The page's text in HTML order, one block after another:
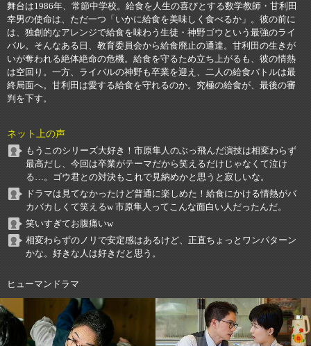
舞台は1986年、常節中学校。給食を人生の喜びとする数学教師・甘利田
幸男の使命は、ただ一つ「いかに給食を美味しく食べるか」。彼の前に
は、独創的なアレンジで給食を味わう生徒・神野ゴウという最強のライ
バル。そんなある日、教育委員会から給食廃止の通達。甘利田の生きが
いが奪われる絶体絶命の危機。給食を守るため立ち上がるも、彼の情熱
は空回り。一方、ライバルの神野も卒業を迎え、二人の給食バトルは最
終局面へ。甘利田は愛する給食を守れるのか。究極の給食が、最後の審
判を下す。
ネット上の声
もうこのシリーズ大好き！市原隼人のぶっ飛んだ演技は相変わらず
最高だし、今回は卒業がテーマだから笑えるだけじゃなくて泣け
る…。ゴウ君との対決もこれで見納めかと思うと寂しいな。
ドラマは見てなかったけど普通に楽しめた！給食にかける情熱がバ
カバカしくて笑えるw 市原隼人ってこんな面白い人だったんだ。
笑いすぎてお腹痛いw
相変わらずのノリで安定感はあるけど、正直ちょっとワンパターン
かな。好きな人は好きだと思う。
ヒューマンドラマ